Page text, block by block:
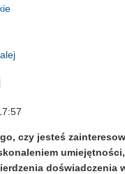
czy jesteś
doświadczenia